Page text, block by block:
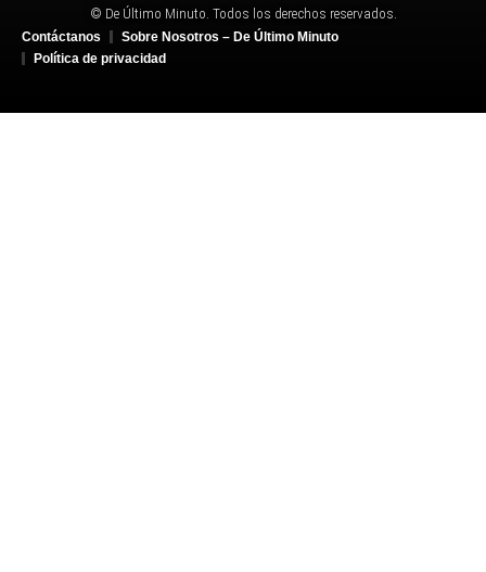
© De Último Minuto. Todos los derechos reservados.
Contáctanos
Sobre Nosotros – De Último Minuto
Política de privacidad